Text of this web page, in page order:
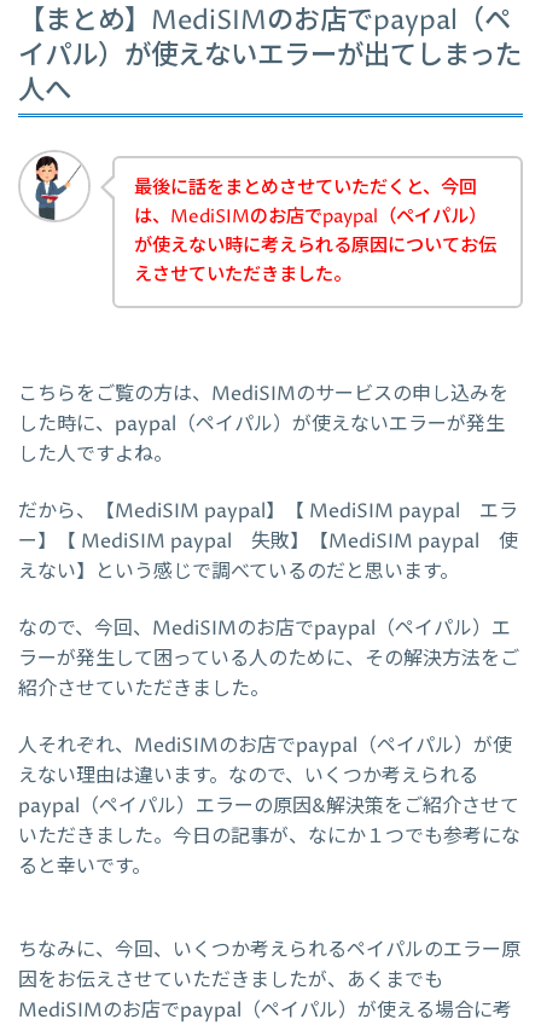
【まとめ】MediSIMのお店でpaypal（ペ
イパル）が使えないエラーが出てしまった
人へ
最後に話をまとめさせていただくと、今回
は、MediSIMのお店でpaypal（ペイパル）
が使えない時に考えられる原因についてお伝
えさせていただきました。
こちらをご覧の方は、MediSIMのサービスの申し込みを
した時に、paypal（ペイパル）が使えないエラーが発生
した人ですよね。
だから、【MediSIM paypal】【 MediSIM paypal エラ
ー】【 MediSIM paypal 失敗】【MediSIM paypal 使
えない】という感じで調べているのだと思います。
なので、今回、MediSIMのお店でpaypal（ペイパル）エ
ラーが発生して困っている人のために、その解決方法をご
紹介させていただきました。
人それぞれ、MediSIMのお店でpaypal（ペイパル）が使
えない理由は違います。なので、いくつか考えられる
paypal（ペイパル）エラーの原因&解決策をご紹介させて
いただきました。今日の記事が、なにか１つでも参考にな
ると幸いです。
ちなみに、今回、いくつか考えられるペイパルのエラー原
因をお伝えさせていただきましたが、あくまでも
MediSIMのお店でpaypal（ペイパル）が使える場合に考